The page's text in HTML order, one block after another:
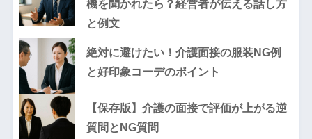
機を聞かれたら？経営者が伝える話し方
と例文
絶対に避けたい！介護面接の服装NG例
と好印象コーデのポイント
【保存版】介護の面接で評価が上がる逆
質問とNG質問